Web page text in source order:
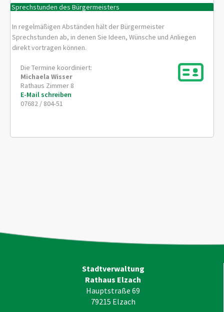
Sprechstunden des Bürgermeisters
In regelmäßigen Abständen hält der Bürgermeister
Sprechstunden ab, in denen Sie Ideen, Wünsche und Anliegen
direkt vortragen können.
Die Termine koordiniert:
Michaela Wisser
Rathaus Zimmer 8
E-Mail schreiben
07682 / 804-51
Stadtverwaltung
Rathaus Elzach
Hauptstraße 69
79215 Elzach